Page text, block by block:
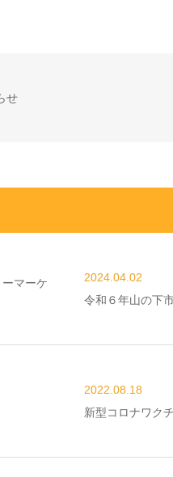
せ
2024.04.02
令和６年山の下
2022.08.18
新型コロナワク